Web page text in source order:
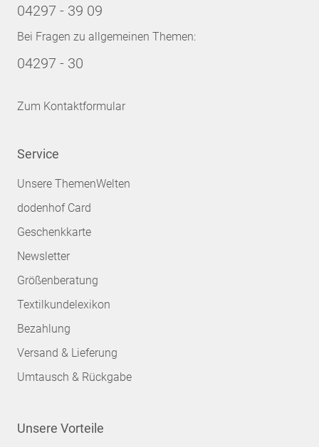
04297 - 39 09
Bei Fragen zu allgemeinen Themen:
04297 - 30
Zum Kontaktformular
Service
Unsere ThemenWelten
dodenhof Card
Geschenkkarte
Newsletter
Größenberatung
Textilkundelexikon
Bezahlung
Versand & Lieferung
Umtausch & Rückgabe
Unsere Vorteile